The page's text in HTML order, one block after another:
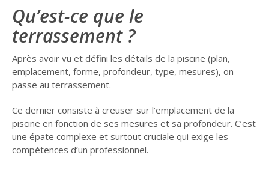
Qu’est-ce que le
terrassement ?
Après avoir vu et défini les détails de la piscine (plan,
emplacement, forme, profondeur, type, mesures), on
passe au terrassement.
Ce dernier consiste à creuser sur l’emplacement de la
piscine en fonction de ses mesures et sa profondeur. C’est
une épate complexe et surtout cruciale qui exige les
compétences d’un professionnel.